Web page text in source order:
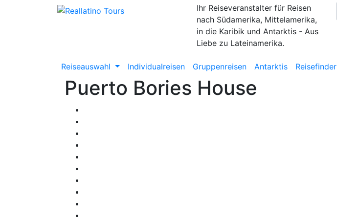
Ihr Reiseveranstalter für Reisen
nach Südamerika, Mittelamerika,
in die Karibik und Antarktis - Aus
Liebe zu Lateinamerika.
Reiseauswahl Individualreisen Gruppenreisen Antarktis Reisefinder
Puerto Bories House